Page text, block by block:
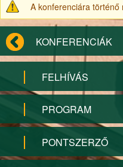
A konferenciára történő
KONFERENCIÁK
FELHÍVÁS
PROGRAM
PONTSZERZŐ